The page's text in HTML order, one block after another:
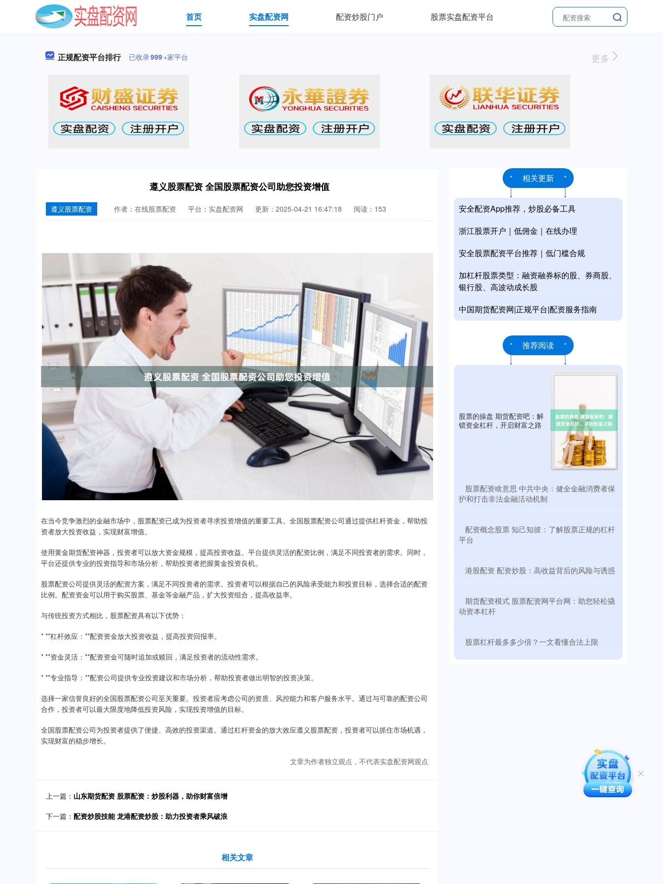
首页 实盘配资网 配资炒股门户 股票实盘配资平台
正规配资平台排行 已收录999+家平台 更多
遵义股票配资 全国股票配资公司助您投资增值
遵义股票配资 作者：在线股票配资 平台：实盘配资网 更新：2025-04-21 16:47:18 阅读：153
在当今竞争激烈的金融市场中，股票配资已成为投资者寻求投资增值的重要工具。全国股票配资公司通过提供杠杆资金，帮助投
资者放大投资收益，实现财富增值。
使用黄金期货配资神器，投资者可以放大资金规模，提高投资收益。平台提供灵活的配资比例，满足不同投资者的需求。同时，
平台还提供专业的投资指导和市场分析，帮助投资者把握黄金投资良机。
股票配资公司提供灵活的配资方案，满足不同投资者的需求。投资者可以根据自己的风险承受能力和投资目标，选择合适的配资
比例。配资资金可以用于购买股票、基金等金融产品，扩大投资组合，提高收益率。
与传统投资方式相比，股票配资具有以下优势：
* **杠杆效应：**配资资金放大投资收益，提高投资回报率。
* **资金灵活：**配资资金可随时追加或赎回，满足投资者的流动性需求。
* **专业指导：**配资公司提供专业投资建议和市场分析，帮助投资者做出明智的投资决策。
选择一家信誉良好的全国股票配资公司至关重要。投资者应考虑公司的资质、风控能力和客户服务水平。通过与可靠的配资公司
合作，投资者可以最大限度地降低投资风险，实现投资增值的目标。
全国股票配资公司为投资者提供了便捷、高效的投资渠道。通过杠杆资金的放大效应遵义股票配资，投资者可以抓住市场机遇，
实现财富的稳步增长。
文章为作者独立观点，不代表实盘配资网观点
上一篇： 山东期货配资 股票配资：炒股利器，助你财富倍增
下一篇： 配资炒股技能 龙港配资炒股：助力投资者乘风破浪
相关文章
相关更新
安全配资App推荐，炒股必备工具
浙江股票开户｜低佣金｜在线办理
安全股票配资平台推荐｜低门槛合规
加杠杆股票类型：融资融券标的股、券商股、
银行股、高波动成长股
中国期货配资网|正规平台|配资服务指南
推荐阅读
股票的操盘 期货配资吧：解
锁资金杠杆，开启财富之路
​股票配资啥意思 中共中央：健全金融消费者保
护和打击非法金融活动机制
​配资概念股票 知己知彼：了解股票正规的杠杆
平台
​港股配资 配资炒股：高收益背后的风险与诱惑
​期货配资模式 股票配资网平台网：助您轻松撬
动资本杠杆
​股票杠杆最多多少倍？一文看懂合法上限